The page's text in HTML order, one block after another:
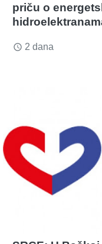
priču o
access_time 2 dana